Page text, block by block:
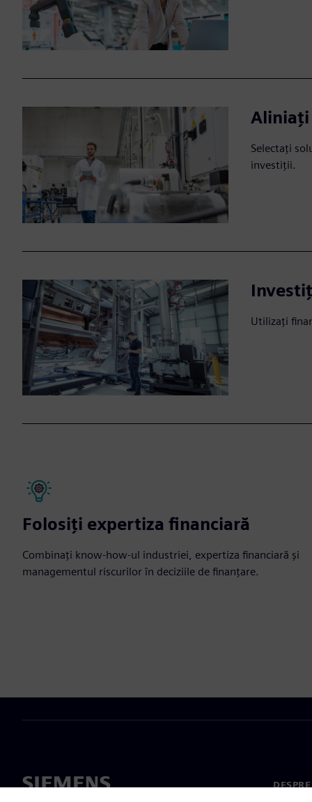
Aliniați
Selectați
investiții.
Utilizați
Folosiți expertiza financiară
Combinați know-how-ul industriei, expertiza financiară și
managementul riscurilor în deciziile de finanțare.